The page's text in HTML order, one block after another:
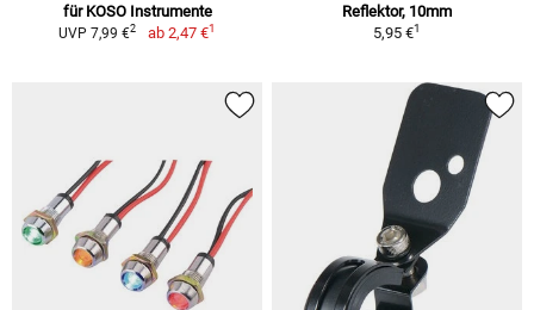
für KOSO Instrumente
UVP 7,99 €2 ab 2,47 €1
Reflektor, 10mm
5,95 €1